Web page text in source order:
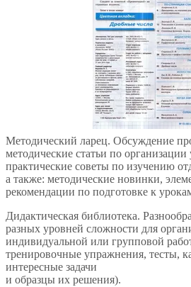
Методический ларец. Обсуждение
методические статьи по организации
практические советы по изучению
а также: методические новинки,
рекомендации по подготовке к
Дидактическая библиотека.
разных уровней сложности для
индивидуальной или групповой
тренировочные упражнения, тесты,
интересные задачи
и образцы их решения).